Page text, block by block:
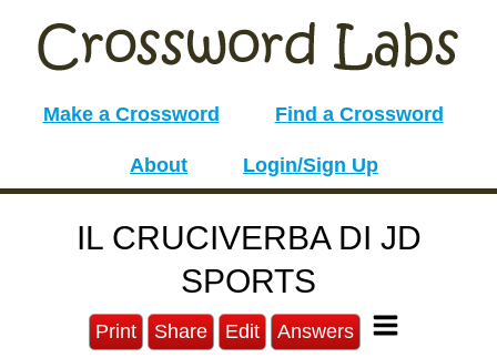
Make a Crossword Find a Crossword
About Login/Sign Up
IL CRUCIVERBA DI JD
SPORTS
Print Share Edit Answers